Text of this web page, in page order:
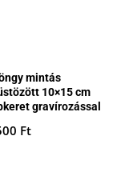
mintás
10×15 cm
gravírozással
Ft